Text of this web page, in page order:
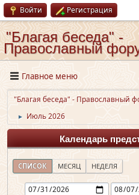
Войти Регистрация
"Благая беседа" -
Православный
Главное меню
"Благая беседа" - Православный
► Июль 2026
Календарь
СПИСОК МЕСЯЦ НЕДЕЛЯ